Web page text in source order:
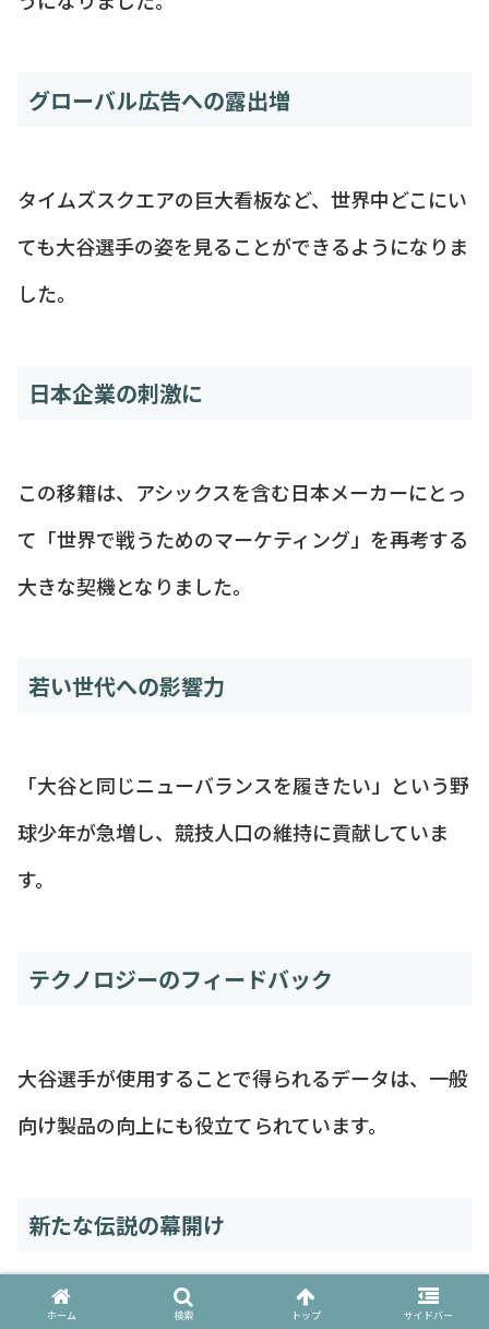
グローバル広告への露出増
タイムズスクエアの巨大看板など、世界中どこにい
ても大谷選手の姿を見ることができるようになりま
した。
日本企業の刺激に
この移籍は、アシックスを含む日本メーカーにとっ
て「世界で戦うためのマーケティング」を再考する
大きな契機となりました。
若い世代への影響力
「大谷と同じニューバランスを履きたい」という野
球少年が急増し、競技人口の維持に貢献していま
す。
テクノロジーのフィードバック
大谷選手が使用することで得られるデータは、一般
向け製品の向上にも役立てられています。
新たな伝説の幕開け
ホーム 検索 トップ サイドバー